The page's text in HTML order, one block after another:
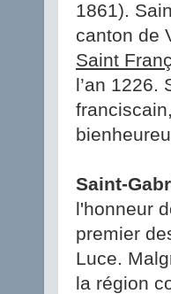
1861).
canton de
Saint
l’an 1226.
Saint-
l'honneur
premier
Luce.
la région